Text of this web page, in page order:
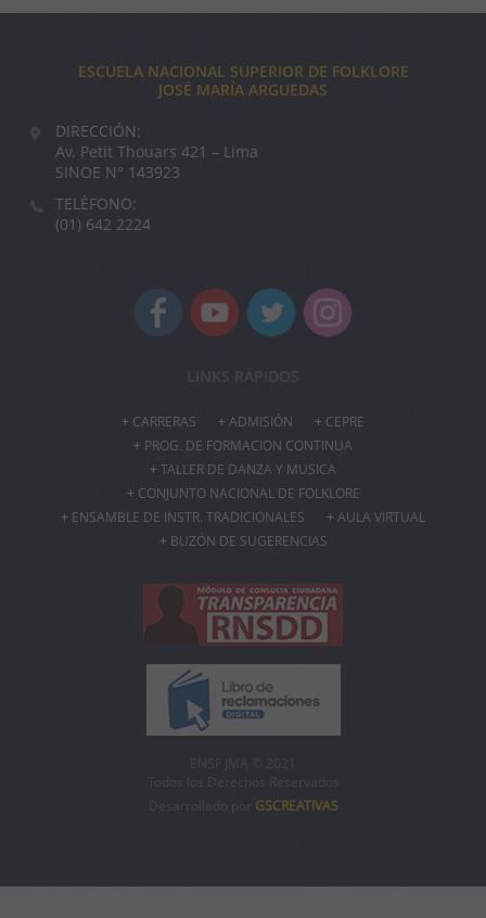
ESCUELA NACIONAL SUPERIOR DE FOLKLORE
JOSÉ MARÍA ARGUEDAS
DIRECCIÓN:
Av. Petit Thouars 421 – Lima
SINOE N° 143923
TELÉFONO:
(01) 642 2224
LINKS RÁPIDOS
CARRERAS ADMISIÓN
CEPRE
PROG. DE FORMACION CONTINUA
TALLER DE DANZA Y MUSICA
CONJUNTO NACIONAL DE FOLKLORE
ENSAMBLE DE INSTR. TRADICIONALES
AULA VIRTUAL
BUZÓN DE SUGERENCIAS
ENSF JMA © 2021
Todos los Derechos Reservados
Desarrollado por GSCREATIVAS